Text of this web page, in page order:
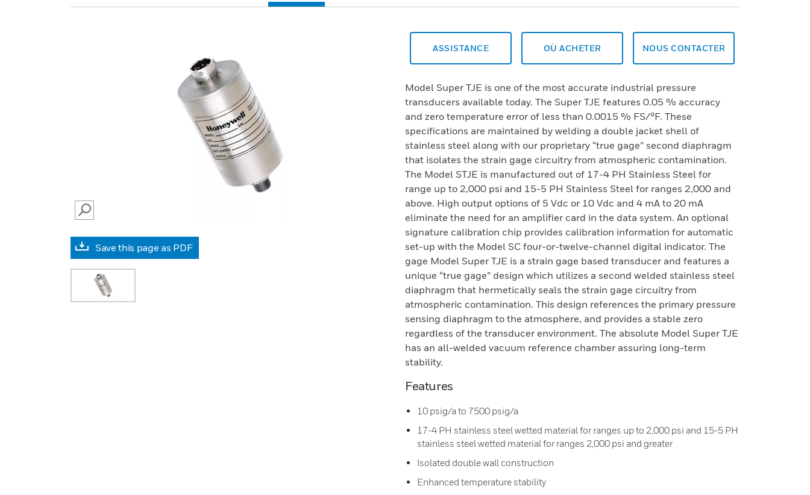
SEARCH
Save this page as PDF
ASSISTANCE OÙ ACHETER NOUS CONTACTER
Model Super TJE is one of the most accurate industrial pressure
transducers available today. The Super TJE features 0.05 % accuracy
and zero temperature error of less than 0.0015 % FS/°F. These
specifications are maintained by welding a double jacket shell of
stainless steel along with our proprietary “true gage” second diaphragm
that isolates the strain gage circuitry from atmospheric contamination.
The Model STJE is manufactured out of 17-4 PH Stainless Steel for
range up to 2,000 psi and 15-5 PH Stainless Steel for ranges 2,000 and
above. High output options of 5 Vdc or 10 Vdc and 4 mA to 20 mA
eliminate the need for an amplifier card in the data system. An optional
signature calibration chip provides calibration information for automatic
set-up with the Model SC four-or-twelve-channel digital indicator. The
gage Model Super TJE is a strain gage based transducer and features a
unique “true gage” design which utilizes a second welded stainless steel
diaphragm that hermetically seals the strain gage circuitry from
atmospheric contamination. This design references the primary pressure
sensing diaphragm to the atmosphere, and provides a stable zero
regardless of the transducer environment. The absolute Model Super TJE
has an all-welded vacuum reference chamber assuring long-term
stability.
Features
10 psig/a to 7500 psig/a
17-4 PH stainless steel wetted material for ranges up to 2,000 psi and 15-5 PH
stainless steel wetted material for ranges 2,000 psi and greater
Isolated double wall construction
Enhanced temperature stability